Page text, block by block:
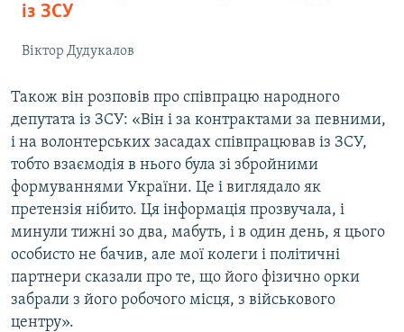
із ЗСУ
Віктор Дудукалов
Також він розповів про співпрацю народного
депутата із ЗСУ: «Він і за контрактами за певними,
і на волонтерських засадах співпрацював із ЗСУ,
тобто взаємодія в нього була зі збройними
формуваннями України. Це і виглядало як
претензія нібито. Ця інформація прозвучала, і
минули тижні зо два, мабуть, і в один день, я цього
особисто не бачив, але мої колеги і політичні
партнери сказали про те, що його фізично орки
забрали з його робочого місця, з військового
центру».